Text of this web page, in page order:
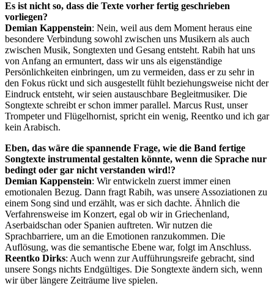
Es ist nicht so, dass die Texte vorher fertig geschrieben
vorliegen?
Demian Kappenstein: Nein, weil aus dem Moment heraus eine
besondere Verbindung sowohl zwischen uns Musikern als auch
zwischen Musik, Songtexten und Gesang entsteht. Rabih hat uns
von Anfang an ermuntert, dass wir uns als eigenständige
Persönlichkeiten einbringen, um zu vermeiden, dass er zu sehr in
den Fokus rückt und sich ausgestellt fühlt beziehungsweise nicht der
Eindruck entsteht, wir seien austauschbare Begleitmusiker. Die
Songtexte schreibt er schon immer parallel. Marcus Rust, unser
Trompeter und Flügelhornist, spricht ein wenig, Reentko und ich gar
kein Arabisch.
Eben, das wäre die spannende Frage, wie die Band fertige
Songtexte instrumental gestalten könnte, wenn die Sprache nur
bedingt oder gar nicht verstanden wird!?
Demian Kappenstein: Wir entwickeln zuerst immer einen
emotionalen Bezug. Dann fragt Rabih, was unsere Assoziationen zu
einem Song sind und erzählt, was er sich dachte. Ähnlich die
Verfahrensweise im Konzert, egal ob wir in Griechenland,
Aserbaidschan oder Spanien auftreten. Wir nutzen die
Sprachbarriere, um an die Emotionen ranzukommen. Die
Auflösung, was die semantische Ebene war, folgt im Anschluss.
Reentko Dirks: Auch wenn zur Aufführungsreife gebracht, sind
unsere Songs nichts Endgültiges. Die Songtexte ändern sich, wenn
wir über längere Zeiträume live spielen.